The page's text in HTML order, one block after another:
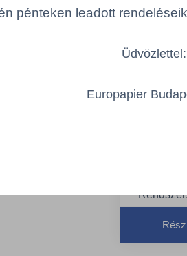
működő
rendszer
pénteken leadott
Üdvözlettel:
Europapier